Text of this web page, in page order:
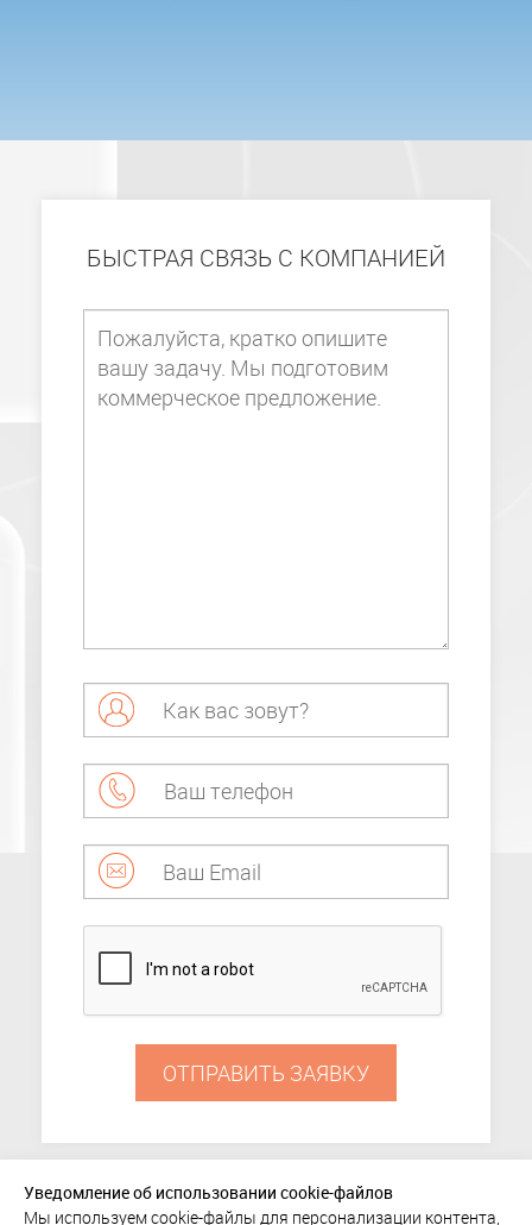
БЫСТРАЯ СВЯЗЬ С КОМПАНИЕЙ
ОТПРАВИТЬ ЗАЯВКУ
Уведомление об использовании cookie-файлов
Мы используем cookie-файлы для персонализации контента,